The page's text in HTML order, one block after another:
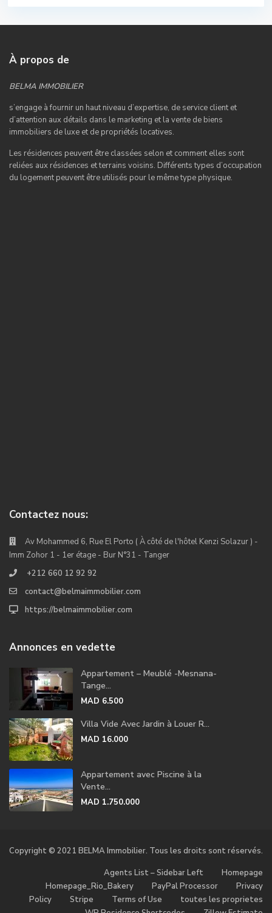
À propos de
BELMA IMMOBILIER
s’engage à fournir un haut niveau d’expertise, de service client et
d’attention aux détails dans le marketing et la vente de biens
immobiliers de luxe et de propriétés locatives.
Les résidences peuvent être classées selon et comment elles sont
reliées aux résidences et terrains voisins. Différents types d’occupation
du logement peuvent être utilisés pour le même type physique.
Contactez nous:
Av Mohammed 6, Rue El Porto ( À côté de l'hôtel Kenzi Solazur ) -
Imm Zohor 1 - 1er étage - Bur N°31 - Tanger
+212 660 12 92 92
contact@belmaimmobilier.com
https://belmaimmobilier.com
Annonces en vedette
Appartement – Meublé -Mesnana-
Tange...
MAD 6.500
Villa Vide Avec Jardin à Louer R...
MAD 16.000
Appartement avec Piscine à la
Vente...
MAD 1.750.000
Copyright © 2021 BELMA Immobilier. Tous les droits sont réservés.
Agents List – Sidebar Left
Homepage
Homepage_Rio_Bakery
PayPal Processor
Privacy
Policy
Stripe Terms of Use
toutes les proprietes